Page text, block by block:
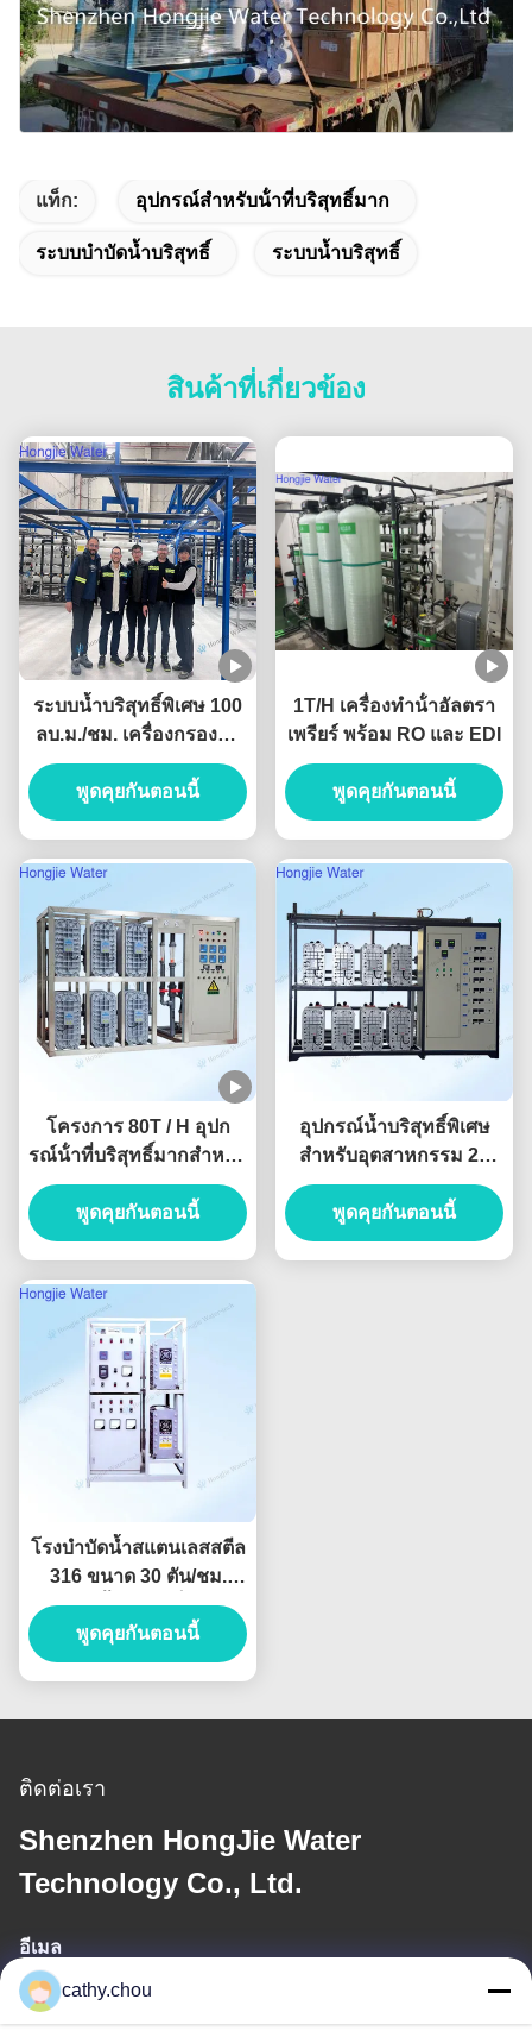
แท็ก: อุปกรณ์สําหรับน้ําที่บริสุทธิ์มาก
ระบบบำบัดน้ำบริสุทธิ์ ระบบน้ำบริสุทธิ์
สินค้าที่เกี่ยวข้อง
ระบบน้ำบริสุทธิ์พิเศษ 100
ลบ.ม./ชม. เครื่องกรองน้ำ
อุตสาหกรรม พร้อมหน่วย
UF+RO+EDI
พูดคุยกันตอนนี้
1T/H เครื่องทําน้ําอัลตรา
เพรียร์ พร้อม RO และ EDI
พูดคุยกันตอนนี้
โครงการ 80T / H อุปก
รณ์น้ําที่บริสุทธิ์มากสําหรับ
การทําความสะอาดแผ่น
จอ
พูดคุยกันตอนนี้
อุปกรณ์น้ำบริสุทธิ์พิเศษ
สำหรับอุตสาหกรรม 20
ตัน/ชั่วโมง สำหรับการ
พิมพ์หิน
พูดคุยกันตอนนี้
โรงบำบัดน้ำสแตนเลสสตีล
316 ขนาด 30 ตัน/ชม.
ระบบน้ำบริสุทธิ์พิเศษ
สำหรับอุตสาหกรรม
พูดคุยกันตอนนี้
ติดต่อเรา
Shenzhen HongJie Water
Technology Co., Ltd.
อีเมล
cathy@szhjwater.com
cathy.chou